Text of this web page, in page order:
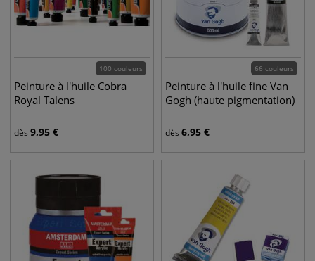
100 couleurs
Peinture à l'huile Cobra
Royal Talens
dès 9,95 €
66 couleurs
Peinture à l'huile fine Van
Gogh (haute pigmentation)
dès 6,95 €